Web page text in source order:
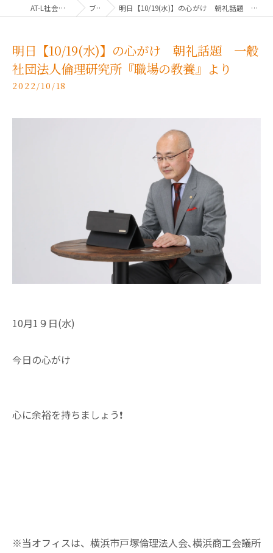
AT-L社会保険労務士法人 ブログ 明日【10/19(水)】の心がけ 朝礼話題 一般社団法人倫理研究所『職場の教養』より
明日【10/19(水)】の心がけ 朝礼話題 一般
社団法人倫理研究所『職場の教養』より
2022/10/18
10月1９日(水)
今日の心がけ
心に余裕を持ちましょう❗
※当オフィスは、横浜市戸塚倫理法人会､横浜商工会議所